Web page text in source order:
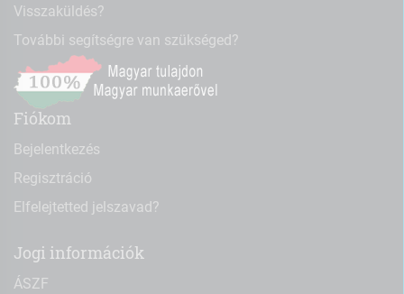
Visszaküldés?
További segítségre van szükséged?
Fiókom
Bejelentkezés
Regisztráció
Elfelejtetted jelszavad?
Jogi információk
ÁSZF